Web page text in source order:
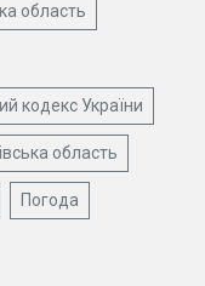
область
кодекс України
область
Погода